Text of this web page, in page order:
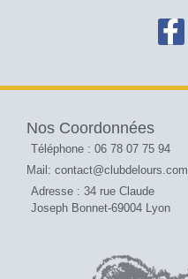
Nos Coordonnées
Téléphone : 06 78 07 75 94
Mail: contact@clubdelours.com
Adresse : 34 rue Claude
Joseph Bonnet-69004 Lyon